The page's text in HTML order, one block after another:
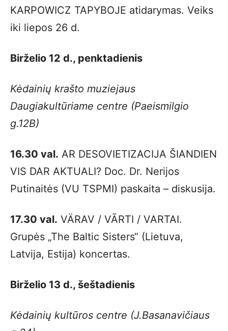
KARPOWICZ TAPYBOJE atidarymas. Veiks
iki liepos 26 d.
Birželio 12 d., penktadienis
Kėdainių krašto muziejaus
Daugiakultūriame centre (Paeismilgio
g.12B)
16.30 val. AR DESOVIETIZACIJA ŠIANDIEN
VIS DAR AKTUALI? Doc. Dr. Nerijos
Putinaitės (VU TSPMI) paskaita – diskusija.
17.30 val. VÄRAV / VĀRTI / VARTAI.
Grupės „The Baltic Sisters“ (Lietuva,
Latvija, Estija) koncertas.
Birželio 13 d., šeštadienis
Kėdainių kultūros centre (J.Basanavičiaus